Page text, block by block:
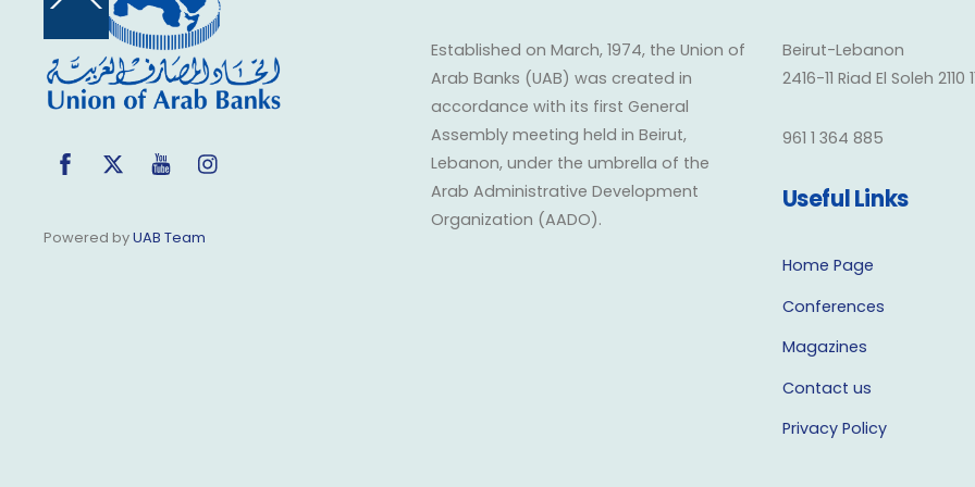
Back
Top
Facebook
Twitter YouTube
Powered byUAB Team
Established on March, 1974, the Union of
Arab Banks (UAB) was created in
accordance with its first General
Assembly meeting held in Beirut,
Lebanon, under the umbrella of the
Arab Administrative Development
Organization (AADO).
Beirut-Lebanon
2416-11 Riad El Soleh 2110
961 1 364 885
Useful Links
Home Page
Conferences
Magazines
Contact us
Privacy Policy